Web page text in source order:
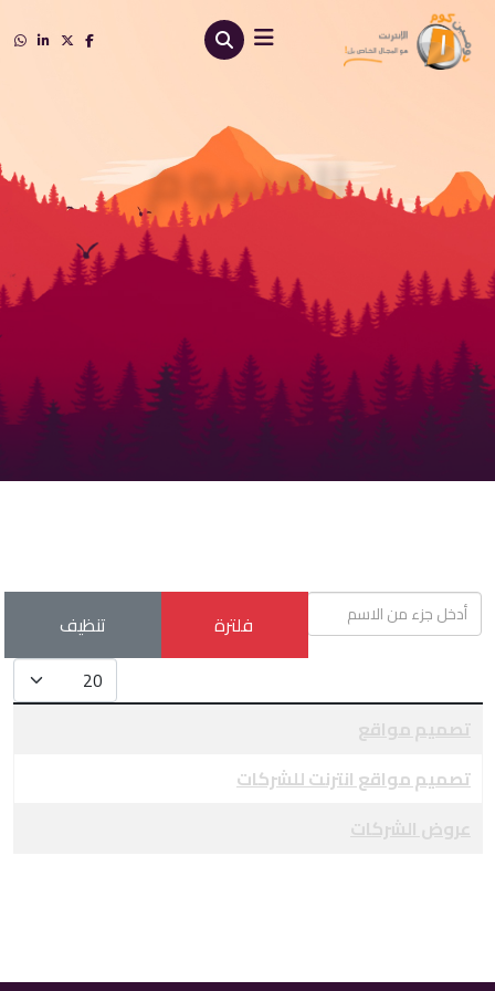
الوسوم
أدخل جزء من الاسم
فلترة
تنظيف
عدد الإظهارات:
العنوان
تصميم مواقع
تصميم مواقع انترنت للشركات
عروض الشركات